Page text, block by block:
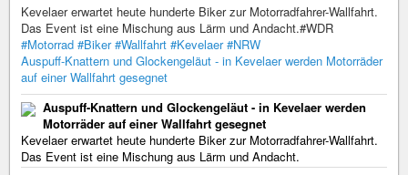
Kevelaer erwartet heute hunderte Biker zur Motorradfahrer-Wallfahrt.
Das Event ist eine Mischung aus Lärm und Andacht.#WDR
#Motorrad #Biker #Wallfahrt #Kevelaer #NRW
Auspuff-Knattern und Glockengeläut - in Kevelaer werden Motorräder
auf einer Wallfahrt gesegnet
Auspuff-Knattern und Glockengeläut - in Kevelaer werden
Motorräder auf einer Wallfahrt gesegnet
Kevelaer erwartet heute hunderte Biker zur Motorradfahrer-Wallfahrt.
Das Event ist eine Mischung aus Lärm und Andacht.